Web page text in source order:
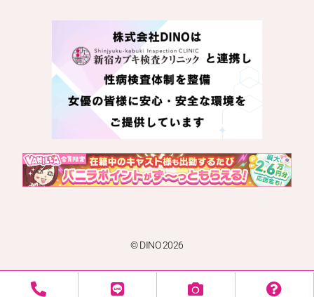
© DINO 2026